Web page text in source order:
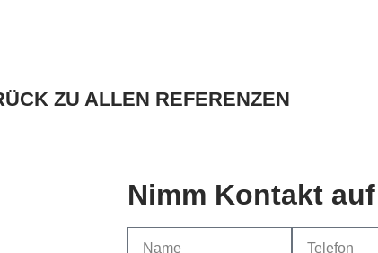
ZU ALLEN REFERENZEN
Nimm Kontakt